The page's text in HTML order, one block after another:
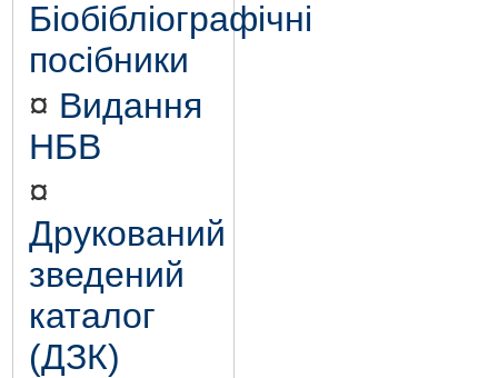
Біобібліографічні
посібники
¤ Видання
НБВ
¤
Друкований
зведений
каталог
(ДЗК)